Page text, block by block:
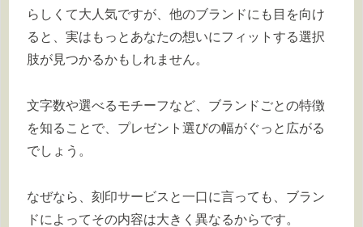
らしくて大人気ですが、他のブランドにも目を向け
ると、実はもっとあなたの想いにフィットする選択
肢が見つかるかもしれません。
文字数や選べるモチーフなど、ブランドごとの特徴
を知ることで、プレゼント選びの幅がぐっと広がる
でしょう。
なぜなら、刻印サービスと一口に言っても、ブラン
ドによってその内容は大きく異なるからです。